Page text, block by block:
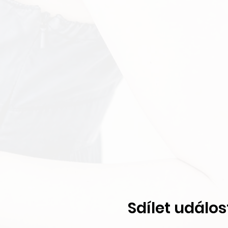
Sdílet